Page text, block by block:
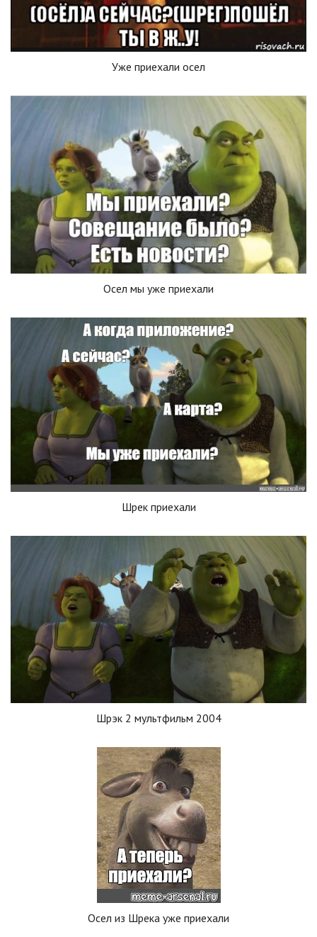
Уже приехали осел
Осел мы уже приехали
Шрек приехали
Шрэк 2 мультфильм 2004
Осел из Шрека уже приехали